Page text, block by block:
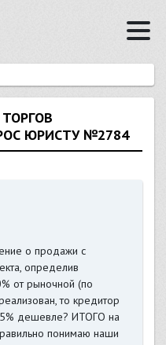
ЮРИСТУ №2784
о продажи с
определив
от рыночной (по
то кредитор
дешевле? ИТОГО на
понимаю наши